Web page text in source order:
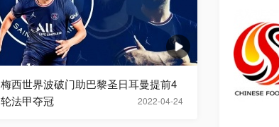
2022-04-24
梅西世界波破门助巴黎圣日耳曼提前4
轮法甲夺冠